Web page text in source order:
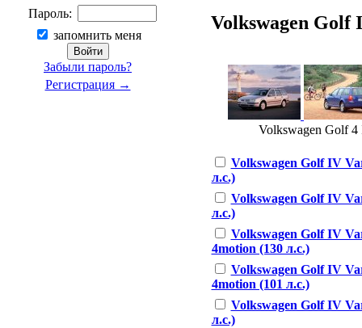
Пароль:
запомнить меня
Забыли пароль?
Регистрация →
Volkswagen Golf
Volkswagen Golf 4
Volkswagen Golf IV
л.с.)
Volkswagen Golf IV
л.с.)
Volkswagen Golf IV
4motion (130 л.с.)
Volkswagen Golf IV
4motion (101 л.с.)
Volkswagen Golf IV
л.с.)